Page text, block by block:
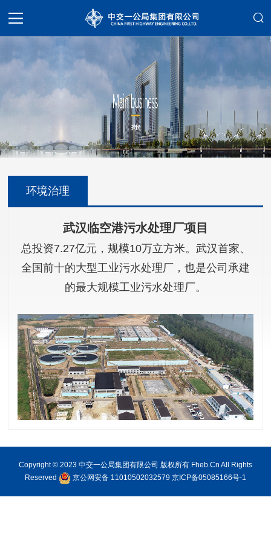
环境治理
武汉临空港污水处理厂项目
总投资7.27亿元，规模10万立方米。武汉首家、
全国前十的大型工业污水处理厂，也是公司承建
的最大规模工业污水处理厂。
Copyright © 2023 中交一公局集团有限公司 版权所有 Fheb.Cn All Rights
Reserved
京公网安备 11010502032579 京ICP备05085166号-1